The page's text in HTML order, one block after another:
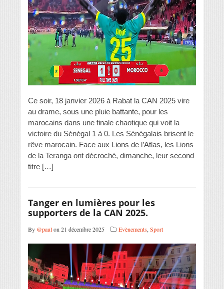
Ce soir, 18 janvier 2026 à Rabat la CAN 2025 vire
au drame, sous une pluie battante, pour les
marocains dans une finale chaotique qui voit la
victoire du Sénégal 1 à 0. Les Sénégalais brisent le
rêve marocain. Face aux Lions de l’Atlas, les Lions
de la Teranga ont décroché, dimanche, leur second
titre […]
Tanger en lumières pour les
supporters de la CAN 2025.
By @paulon 21 décembre 2025 Evènements, Sport